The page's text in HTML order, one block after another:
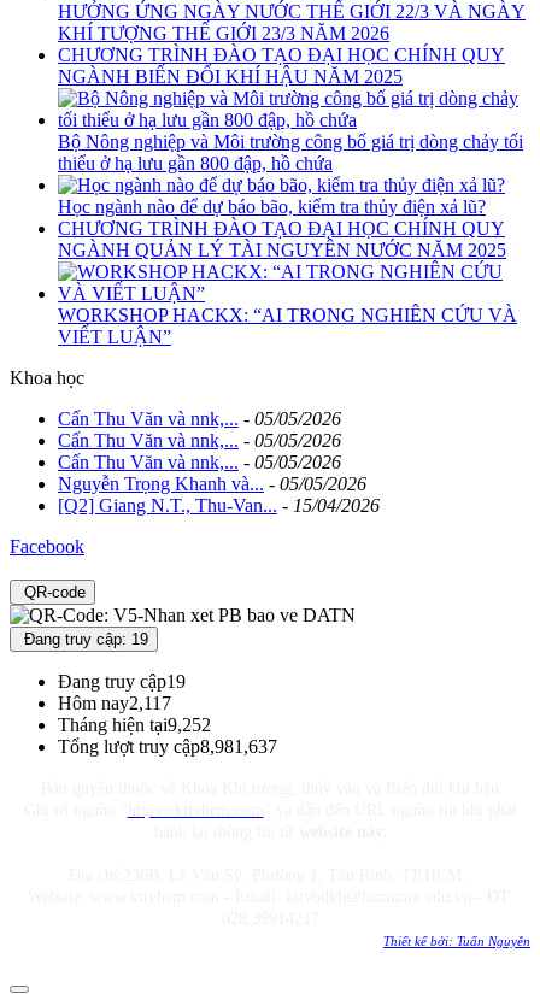
HƯỞNG ỨNG NGÀY NƯỚC THẾ GIỚI 22/3 VÀ NGÀY
KHÍ TƯỢNG THẾ GIỚI 23/3 NĂM 2026
CHƯƠNG TRÌNH ĐÀO TẠO ĐẠI HỌC CHÍNH QUY
NGÀNH BIẾN ĐỔI KHÍ HẬU NĂM 2025
Bộ Nông nghiệp và Môi trường công bố giá trị dòng chảy tối
thiểu ở hạ lưu gần 800 đập, hồ chứa
Học ngành nào để dự báo bão, kiểm tra thủy điện xả lũ?
CHƯƠNG TRÌNH ĐÀO TẠO ĐẠI HỌC CHÍNH QUY
NGÀNH QUẢN LÝ TÀI NGUYÊN NƯỚC NĂM 2025
WORKSHOP HACKX: “AI TRONG NGHIÊN CỨU VÀ
VIẾT LUẬN”
Khoa học
Cấn Thu Văn và nnk,... - 05/05/2026
Cấn Thu Văn và nnk,... - 05/05/2026
Cấn Thu Văn và nnk,... - 05/05/2026
Nguyễn Trọng Khanh và... - 05/05/2026
[Q2] Giang N.T., Thu-Van... - 15/04/2026
Facebook
QR-code
Đang truy cập: 19
Đang truy cập19
Hôm nay2,117
Tháng hiện tại9,252
Tổng lượt truy cập8,981,637
Thiết kế bởi: Tuấn Nguyễn